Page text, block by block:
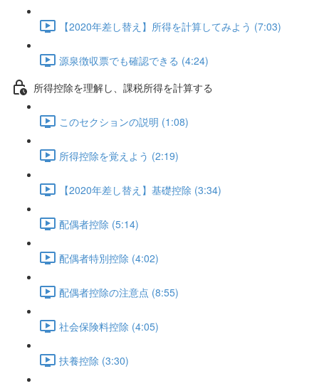
【2020年差し替え】所得を計算してみよう (7:03)
源泉徴収票でも確認できる (4:24)
所得控除を理解し、課税所得を計算する
このセクションの説明 (1:08)
所得控除を覚えよう (2:19)
【2020年差し替え】基礎控除 (3:34)
配偶者控除 (5:14)
配偶者特別控除 (4:02)
配偶者控除の注意点 (8:55)
社会保険料控除 (4:05)
扶養控除 (3:30)